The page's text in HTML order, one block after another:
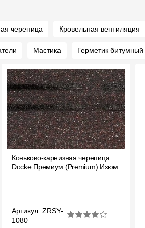
черепица Кровельная вентиляция
Мастика Герметик битумный
Коньково-карнизная черепица
Docke Премиум (Premium) Изюм
Артикул: ZRSY-
1080